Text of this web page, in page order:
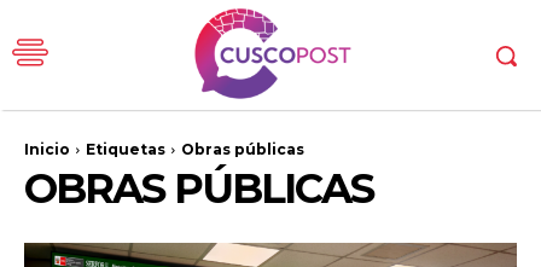
Inicio Etiquetas Obras públicas
OBRAS PÚBLICAS